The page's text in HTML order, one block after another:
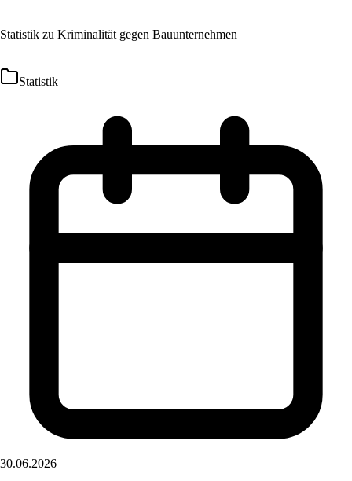
Statistik zu Kriminalität gegen Bauunternehmen
Statistik
30.06.2026